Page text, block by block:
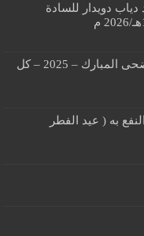
دويدار للسادة
معايدة سيدنا الشيخ رضي الله عنه بعيد الأضحى المبارك – 2025 – كل
به ( عيد الفطر